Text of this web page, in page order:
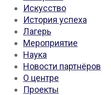
Искусство
История успеха
Лагерь
Мероприятие
Наука
Новости партнёров
О центре
Проекты